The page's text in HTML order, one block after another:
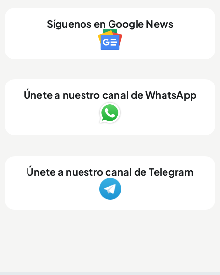
Síguenos en Google News
Únete a nuestro canal de WhatsApp
Únete a nuestro canal de Telegram